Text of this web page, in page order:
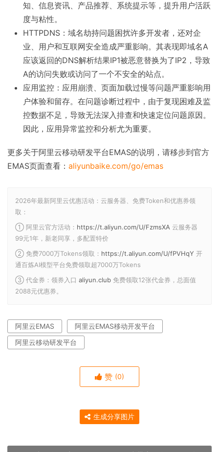
知、信息资讯、产品推荐、系统提示等，提升用户活跃
度与粘性。
HTTPDNS：域名劫持问题困扰许多开发者，还对企
业、用户和互联网安全造成严重影响。其表现即域名A
应该返回的DNS解析结果IP1被恶意替换为了IP2，导致
A的访问失败或访问了一个不安全的站点。
应用监控：应用崩溃、页面加载过慢等问题严重影响用
户体验和留存。在问题诊断过程中，由于复现困难及监
控数据不足，导致无法深入排查和快速定位问题原因。
因此，应用异常监控和分析尤为重要。
更多关于阿里云移动研发平台EMAS的说明，请移步到官方
EMAS页面查看： aliyunbaike.com/go/emas
2026年最新阿里云优惠活动：云服务器、免费Token和优惠券领
取：
① 阿里云官方活动： https://t.aliyun.com/U/FzmsXA 云服务器
99元1年，新老同享，多配置特价
② 免费7000万Tokens领取： https://t.aliyun.com/U/fPVHqY 开
通百炼AI模型平台免费领取超7000万Tokens
③ 代金券：领券入口 aliyun.club 免费领取12张代金券，总面值
2088元优惠券。
阿里云EMAS
阿里云EMAS移动开发平台
阿里云移动研发平台
赞 (0)
生成分享图片